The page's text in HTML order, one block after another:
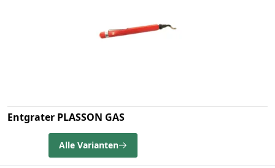
Entgrater PLASSON GAS
Alle Varianten